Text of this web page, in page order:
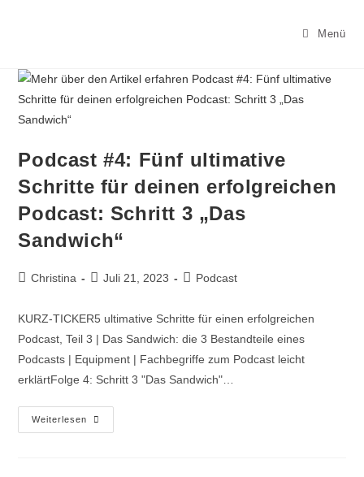
Menü
Podcast #4: Fünf ultimative
Schritte für deinen erfolgreichen
Podcast: Schritt 3 „Das
Sandwich“
Christina Juli 21, 2023 Podcast
KURZ-TICKER5 ultimative Schritte für einen erfolgreichen
Podcast, Teil 3 | Das Sandwich: die 3 Bestandteile eines
Podcasts | Equipment | Fachbegriffe zum Podcast leicht
erklärtFolge 4: Schritt 3 "Das Sandwich"…
Weiterlesen